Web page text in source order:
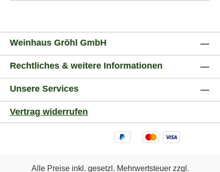
Weinhaus Gröhl GmbH
Rechtliches & weitere Informationen
Unsere Services
Vertrag widerrufen
Alle Preise inkl. gesetzl. Mehrwertsteuer zzgl.